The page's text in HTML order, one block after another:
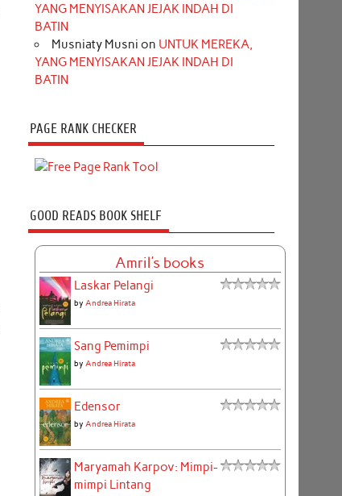
YANG MENYISAKAN JEJAK INDAH DI
BATIN
Musniaty Musni on UNTUK MEREKA,
YANG MENYISAKAN JEJAK INDAH DI
BATIN
PAGE RANK CHECKER
GOOD READS BOOK SHELF
Amril's books
Laskar Pelangi
by Andrea Hirata
Sang Pemimpi
by Andrea Hirata
Edensor
by Andrea Hirata
Maryamah Karpov: Mimpi-
mimpi Lintang